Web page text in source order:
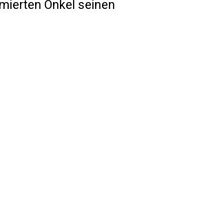
Onkel seinen